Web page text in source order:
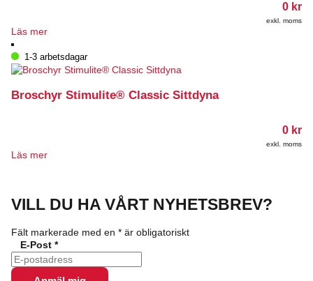
0 kr
exkl. moms
Läs mer
1-3 arbetsdagar
Broschyr Stimulite® Classic Sittdyna
0 kr
exkl. moms
Läs mer
VILL DU HA VÅRT NYHETSBREV?
Fält markerade med en * är obligatoriskt
E-Post *